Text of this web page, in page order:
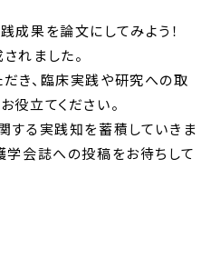
成果を論文にしてみよう！
れました。
だき、臨床実践や研究への取
役立てください。
する実践知を蓄積していきま
学会誌への投稿をお待ちして